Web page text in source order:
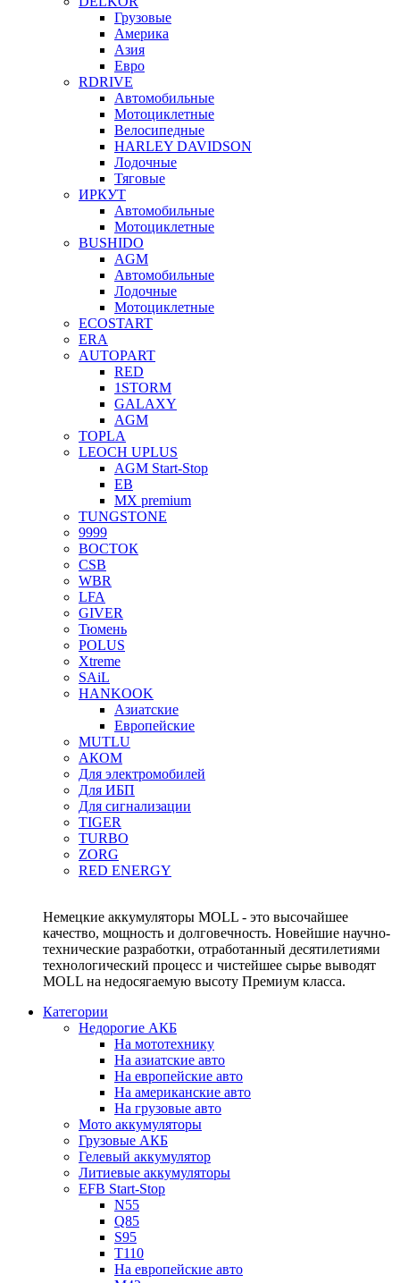
Грузовые
Америка
Азия
Евро
RDRIVE
Автомобильные
Мотоциклетные
Велосипедные
HARLEY DAVIDSON
Лодочные
Тяговые
ИРКУТ
Автомобильные
Мотоциклетные
BUSHIDO
AGM
Автомобильные
Лодочные
Мотоциклетные
ECOSTART
ERA
AUTOPART
RED
1STORM
GALAXY
AGM
TOPLA
LEOCH UPLUS
AGM Start-Stop
EB
MX premium
TUNGSTONE
9999
ВОСТОК
CSB
WBR
LFA
GIVER
Тюмень
POLUS
Xtreme
SAiL
HANKOOK
Азиатские
Европейские
MUTLU
АКОМ
Для электромобилей
Для ИБП
Для сигнализации
TIGER
TURBO
ZORG
RED ENERGY
Немецкие аккумуляторы MOLL - это высочайшее
качество, мощность и долговечность. Новейшие научно-
технические разработки, отработанный десятилетиями
технологический процесс и чистейшее сырье выводят
MOLL на недосягаемую высоту Премиум класса.
Категории
Недорогие АКБ
На мототехнику
На азиатские авто
На европейские авто
На американские авто
На грузовые авто
Мото аккумуляторы
Грузовые АКБ
Гелевый аккумулятор
Литиевые аккумуляторы
EFB Start-Stop
N55
Q85
S95
T110
На европейские авто